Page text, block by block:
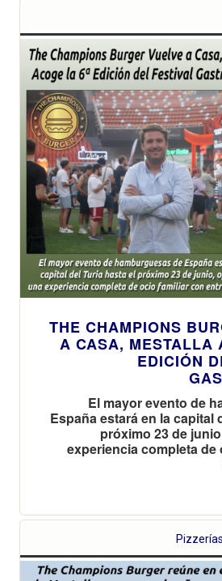
que está
revolucionando
el sector de las
hamburguesas
THE CHAMPIONS
A CASA, MESTALLA
EDICIÓN
El mayor evento de
España estará en la capital
próximo 23 de
experiencia completa de